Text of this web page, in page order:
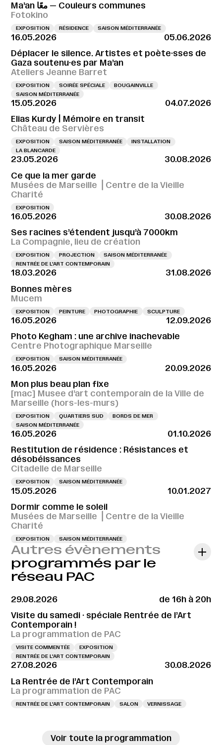
Ma’an معًا — Couleurs communes
Fotokino
EXPOSITION RÉSIDENCE SAISON MÉDITERRANÉE
16.05.2026
05.06.2026
Déplacer le silence. Artistes et poète·sses de
Gaza soutenu·es par Ma’an
Ateliers Jeanne Barret
EXPOSITION SOIRÉE SPÉCIALE
BOUGAINVILLE
SAISON MÉDITERRANÉE
15.05.2026
04.07.2026
Elias Kurdy | Mémoire en transit
Château de Servières
EXPOSITION SAISON MÉDITERRANÉE
INSTALLATION
LA BLANCARDE
23.05.2026
30.08.2026
Ce que la mer garde
Musées de Marseille ⎪Centre de la Vieille
Charité
EXPOSITION
16.05.2026
30.08.2026
Ses racines s’étendent jusqu’à 7000km
La Compagnie, lieu de création
EXPOSITION PROJECTION
SAISON MÉDITERRANÉE
RENTRÉE DE L'ART CONTEMPORAIN
18.03.2026
31.08.2026
Bonnes mères
Mucem
EXPOSITION PEINTURE PHOTOGRAPHIE SCULPTURE
16.05.2026
12.09.2026
Photo Kegham : une archive inachevable
Centre Photographique Marseille
EXPOSITION SAISON MÉDITERRANÉE
16.05.2026
20.09.2026
Mon plus beau plan fixe
[mac] Musee d’art contemporain de la Ville de
Marseille (hors-les-murs)
EXPOSITION QUARTIERS SUD
BORDS DE MER
SAISON MÉDITERRANÉE
16.05.2026
01.10.2026
Restitution de résidence : Résistances et
désobéissances
Citadelle de Marseille
EXPOSITION SAISON MÉDITERRANÉE
15.05.2026
10.01.2027
Dormir comme le soleil
Musées de Marseille ⎪Centre de la Vieille
Charité
EXPOSITION SAISON MÉDITERRANÉE
Autres évènements
programmés par le
réseau PAC
29.08.2026
de 16h à 20h
Visite du samedi · spéciale Rentrée de l’Art
Contemporain !
La programmation de PAC
VISITE COMMENTÉE
EXPOSITION
RENTRÉE DE L'ART CONTEMPORAIN
27.08.2026
30.08.2026
La Rentrée de l’Art Contemporain
La programmation de PAC
RENTRÉE DE L'ART CONTEMPORAIN SALON VERNISSAGE
Voir toute la programmation